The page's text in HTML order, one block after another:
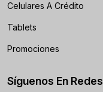
Celulares A Crédito
Tablets
Promociones
Síguenos En Redes